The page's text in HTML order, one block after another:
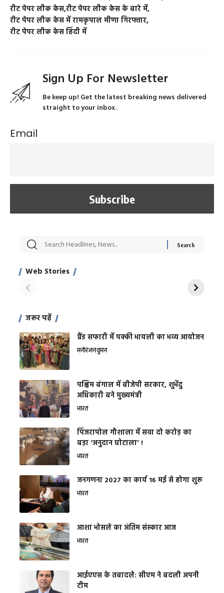
रीट पेपर लीक केसरीट पेपर लीक केस के बारे में
रीट पेपर लीक केस में रामकृपाल मीणा गिरफ्तार
रीट पेपर लीक केस हिंदी में
Sign Up For Newsletter
Be keep up! Get the latest breaking news delivered
straight to your inbox.
Email
Web Stories
सट्टेबाजी में अरेस्ट हुए
साहिल खान
रोज एक कच्चे लहसुन
जरूर पढ़ें
ग्रैंड सफारी में पक्की भायली का भव्य आयोजन
मनोरंजनवुमन
पश्चिम बंगाल में बीजेपी सरकार, शुभेंदु
अधिकारी बने मुख्यमंत्री
भारत
​पिंजरापोल गौशाला में सवा दो करोड़ का
बड़ा ‘अनुदान घोटाला’ !
भारत
जनगणना 2027 का कार्य 16 मई से होगा शुरू
भारत
आशा भोसले का अंतिम संस्कार आज
भारत
आईएएस के तबादले: सीएम ने बदली अपनी
टीम